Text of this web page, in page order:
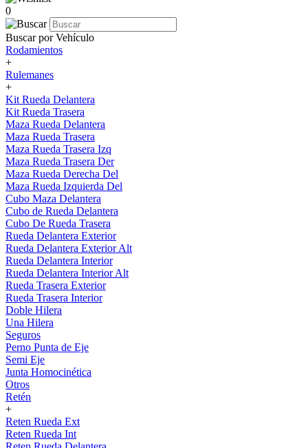
0
Buscar por Vehículo
Rodamientos
+
Rulemanes
+
Kit Rueda Delantera
Kit Rueda Trasera
Maza Rueda Delantera
Maza Rueda Trasera
Maza Rueda Trasera Izq
Maza Rueda Trasera Der
Maza Rueda Derecha Del
Maza Rueda Izquierda Del
Cubo Maza Delantera
Cubo de Rueda Delantera
Cubo De Rueda Trasera
Rueda Delantera Exterior
Rueda Delantera Exterior Alt
Rueda Delantera Interior
Rueda Delantera Interior Alt
Rueda Trasera Exterior
Rueda Trasera Interior
Doble Hilera
Una Hilera
Seguros
Perno Punta de Eje
Semi Eje
Junta Homocinética
Otros
Retén
+
Reten Rueda Ext
Reten Rueda Int